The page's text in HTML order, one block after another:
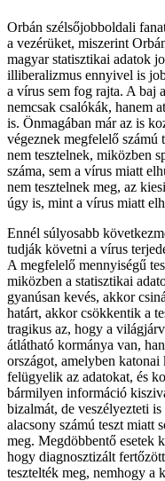
Orbán szélsőjobboldali
a vezérüket, miszerint
magyar statisztikai adatok
illiberalizmus ennyivel is
a vírus sem fog rajta. A baj
nemcsak csalókák, hanem
is. Önmagában már az is
végeznek megfelelő számú
nem tesztelnek, miközben
száma, sem a vírus miatt
nem tesztelnek meg, az
úgy is, mint a vírus miatt
Ennél súlyosabb
tudják követni a vírus
A megfelelő mennyiségű
miközben a statisztikai
gyanúsan kevés, akkor
határt, akkor csökkentik a
tragikus az, hogy a
átlátható kormánya van,
országot, amelyben
felügyelik az adatokat, és
bármilyen információ
bizalmát, de veszélyezteti
alacsony számú teszt miatt
meg. Megdöbbentő esetek
hogy diagnosztizált
tesztelték meg, nemhogy a